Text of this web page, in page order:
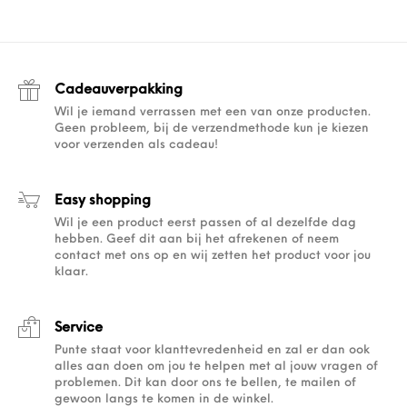
Cadeauverpakking
Wil je iemand verrassen met een van onze producten.
Geen probleem, bij de verzendmethode kun je kiezen
voor verzenden als cadeau!
Easy shopping
Wil je een product eerst passen of al dezelfde dag
hebben. Geef dit aan bij het afrekenen of neem
contact met ons op en wij zetten het product voor jou
klaar.
Service
Punte staat voor klanttevredenheid en zal er dan ook
alles aan doen om jou te helpen met al jouw vragen of
problemen. Dit kan door ons te bellen, te mailen of
gewoon langs te komen in de winkel.